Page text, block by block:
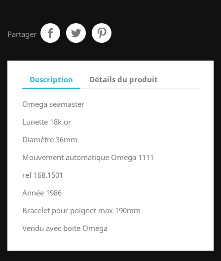
Partager
Description Détails du produit
Omega seamaster
Lunette 18k or
Diamètre 36mm
Mouvement automatique Omega 1111
ref 168.1501
Année 1986
Bracelet pour poignet max 190mm
Vendu avec boite Omega